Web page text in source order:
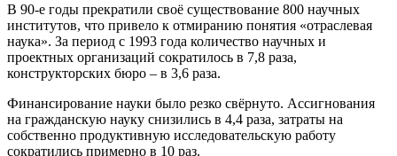
В 90-е годы прекратили своё существование 800 научных
институтов, что привело к отмиранию понятия «отраслевая
наука». За период с 1993 года количество научных и
проектных организаций сократилось в 7,8 раза,
конструкторских бюро – в 3,6 раза.
Финансирование науки было резко свёрнуто. Ассигнования
на гражданскую науку снизились в 4,4 раза, затраты на
собственно продуктивную исследовательскую работу
сократились примерно в 10 раз.